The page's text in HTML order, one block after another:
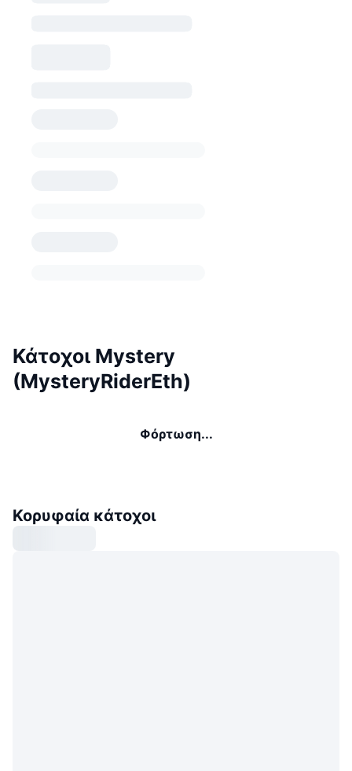
Κάτοχοι Mystery
(MysteryRiderEth)
Φόρτωση...
Κορυφαία κάτοχοι